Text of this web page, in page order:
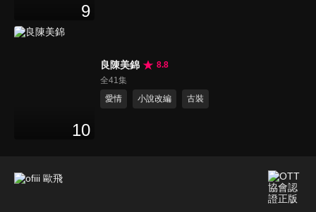
9
10
良陳美錦
8.8
全41集
愛情
小說改編 古裝